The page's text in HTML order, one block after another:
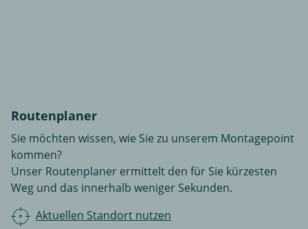
Routenplaner
Sie möchten wissen, wie Sie zu unserem Montagepoint
kommen?
Unser Routenplaner ermittelt den für Sie kürzesten
Weg und das innerhalb weniger Sekunden.
Aktuellen Standort nutzen